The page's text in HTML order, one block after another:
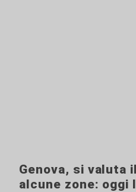
Genova, si valuta
alcune zone: oggi